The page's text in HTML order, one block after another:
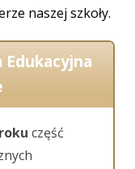
naszej szkoły.
część